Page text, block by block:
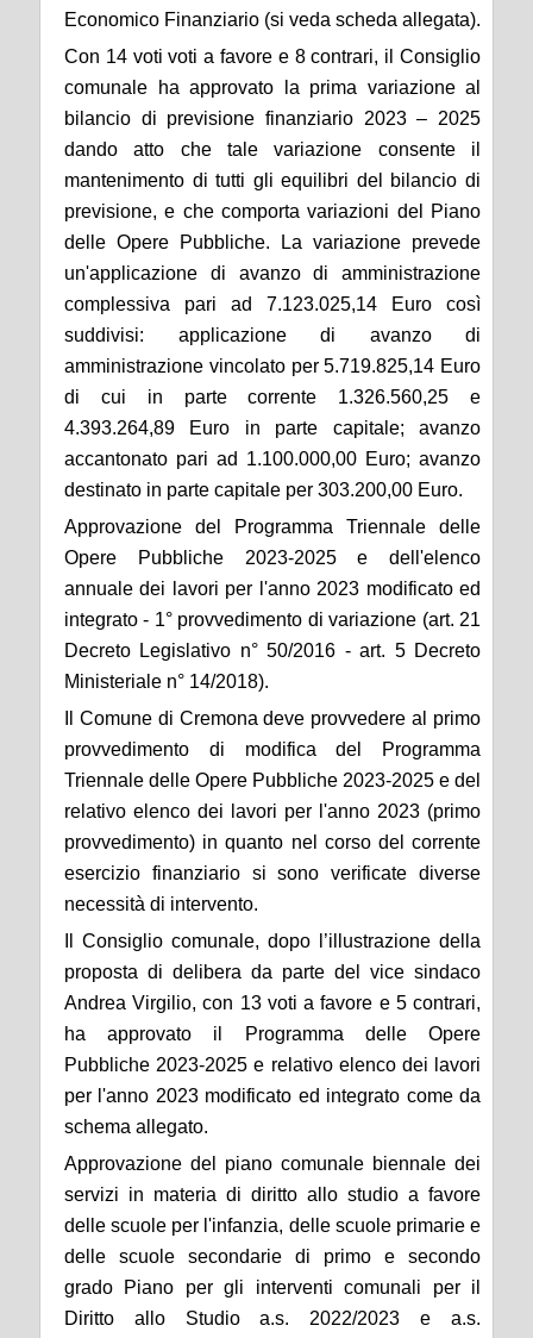
Economico Finanziario (si veda scheda allegata).
Con 14 voti voti a favore e 8 contrari, il Consiglio
comunale ha approvato
la prima variazione al
bilancio di previsione finanziario 2023 – 2025
dando atto che tale variazione consente il
mantenimento di tutti gli equilibri del bilancio di
previsione, e che comporta variazioni del Piano
delle Opere Pubbliche.
La variazione prevede
un'applicazione di avanzo di amministrazione
complessiva pari ad 7.123.025,14 Euro così
suddivisi: applicazione di avanzo di
amministrazione vincolato per 5.719.825,14 Euro
di cui in parte corrente 1.326.560,25 e
4.393.264,89 Euro in parte capitale; avanzo
accantonato pari ad 1.100.000,00 Euro; avanzo
destinato in parte capitale per 303.200,00 Euro.
Approvazione del Programma Triennale delle
Opere Pubbliche 2023-2025 e dell'elenco
annuale dei lavori per l'anno 2023 modificato ed
integrato - 1° provvedimento di variazione (art. 21
Decreto Legislativo n° 50/2016 - art. 5 Decreto
Ministeriale n° 14/2018).
Il Comune di Cremona deve provvedere al primo
provvedimento di modifica del Programma
Triennale delle Opere Pubbliche 2023-2025 e del
relativo elenco dei lavori per l'anno 2023 (primo
provvedimento) in quanto nel corso del corrente
esercizio finanziario si sono verificate diverse
necessità di intervento.
Il Consiglio comunale, dopo l’illustrazione della
proposta di delibera da parte del vice sindaco
Andrea Virgilio, con 13 voti a favore e 5 contrari,
ha approvato il Programma delle Opere
Pubbliche 2023-2025 e relativo elenco dei lavori
per l'anno 2023 modificato ed integrato come da
schema allegato.
Approvazione del piano comunale biennale dei
servizi in materia di diritto allo studio a favore
delle scuole per l'infanzia, delle scuole primarie e
delle scuole secondarie di primo e secondo
grado Piano per gli interventi comunali per il
Diritto allo Studio a.s. 2022/2023 e a.s.